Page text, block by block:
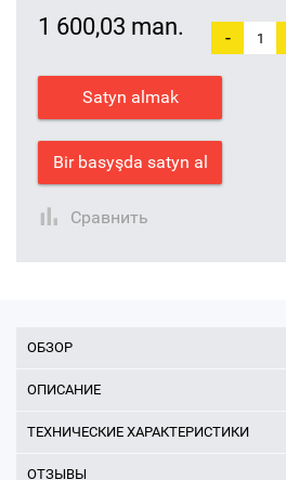
1 600,03 man. -
Satyn almak
Bir basyşda satyn al
Сравнить
ОБЗОР
ОПИСАНИЕ
ТЕХНИЧЕСКИЕ ХАРАКТЕРИСТИКИ
ОТЗЫВЫ